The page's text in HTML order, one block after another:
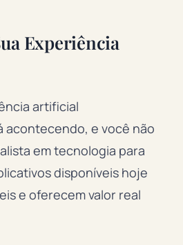
Experiência
artificial
acontecendo, e você não
em tecnologia para
disponíveis hoje
e oferecem valor real